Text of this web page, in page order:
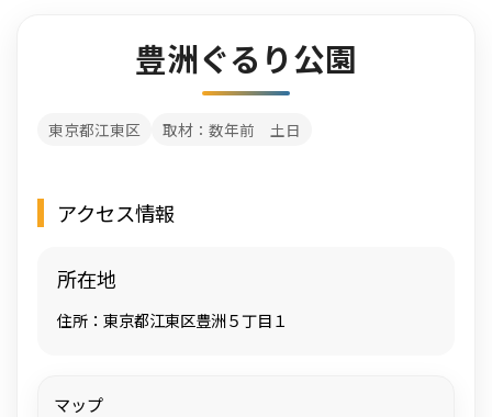
豊洲ぐるり公園
東京都江東区 取材：数年前 土日
アクセス情報
所在地
住所：東京都江東区豊洲５丁目１
マップ